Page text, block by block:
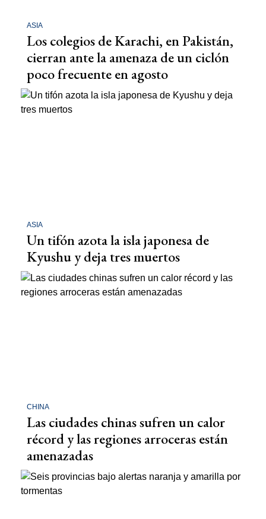
ASIA
Los colegios de Karachi, en Pakistán,
cierran ante la amenaza de un ciclón
poco frecuente en agosto
ASIA
Un tifón azota la isla japonesa de
Kyushu y deja tres muertos
CHINA
Las ciudades chinas sufren un calor
récord y las regiones arroceras están
amenazadas